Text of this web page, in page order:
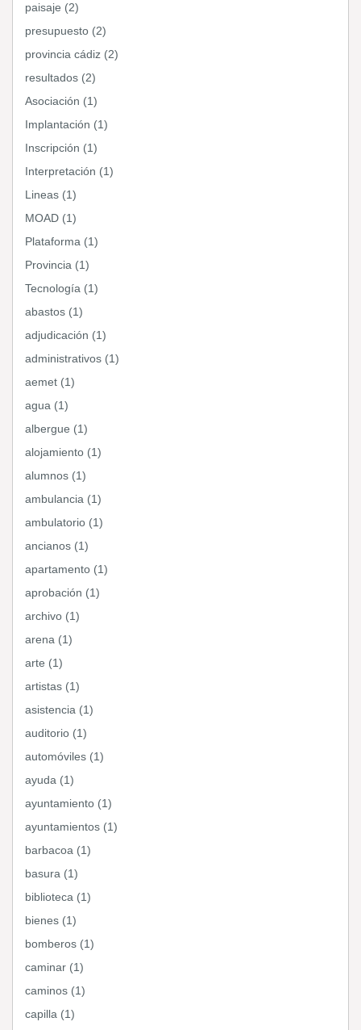
paisaje (2)
presupuesto (2)
provincia cádiz (2)
resultados (2)
Asociación (1)
Implantación (1)
Inscripción (1)
Interpretación (1)
Lineas (1)
MOAD (1)
Plataforma (1)
Provincia (1)
Tecnología (1)
abastos (1)
adjudicación (1)
administrativos (1)
aemet (1)
agua (1)
albergue (1)
alojamiento (1)
alumnos (1)
ambulancia (1)
ambulatorio (1)
ancianos (1)
apartamento (1)
aprobación (1)
archivo (1)
arena (1)
arte (1)
artistas (1)
asistencia (1)
auditorio (1)
automóviles (1)
ayuda (1)
ayuntamiento (1)
ayuntamientos (1)
barbacoa (1)
basura (1)
biblioteca (1)
bienes (1)
bomberos (1)
caminar (1)
caminos (1)
capilla (1)